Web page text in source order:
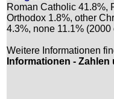
Roman Catholic 41.8%,
Orthodox 1.8%, other
4.3%, none 11.1% (2000
Weitere Informationen
Informationen -